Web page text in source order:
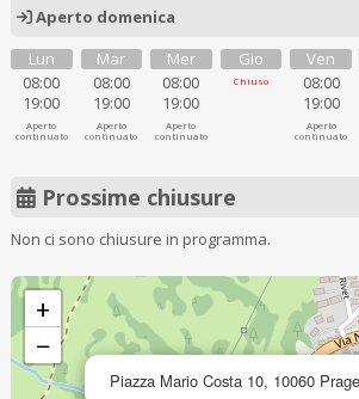
Aperto domenica
Lun
08:00
19:00
Aperto
continuato
Mar
08:00
19:00
Aperto
continuato
Mer
08:00
19:00
Aperto
continuato
Gio
Chiuso
Ven
08:00
19:00
Aperto
continuato
Prossime chiusure
Non ci sono chiusure in programma.
Piazza Mario Costa 10, 10060
+
−